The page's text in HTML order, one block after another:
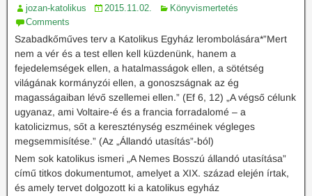
jozan-katolikus 2015.11.02.
Könyvismertetés
Comments
Szabadkőműves terv a Katolikus Egyház lerombolására*”Mert
nem a vér és a test ellen kell küzdenünk, hanem a
fejedelemségek ellen, a hatalmasságok ellen, a sötétség
világának kormányzói ellen, a gonoszságnak az ég
magasságaiban lévő szellemei ellen.” (Ef 6, 12) „A végső célunk
ugyanaz, ami Voltaire-é és a francia forradalomé – a
katolicizmus, sőt a kereszténység eszméinek végleges
megsemmisítése.” (Az „Állandó utasítás”-ból)
Nem sok katolikus ismeri „A Nemes Bosszú állandó utasítása”
című titkos dokumentumot, amelyet a XIX. század elején írtak,
és amely tervet dolgozott ki a katolikus egyház